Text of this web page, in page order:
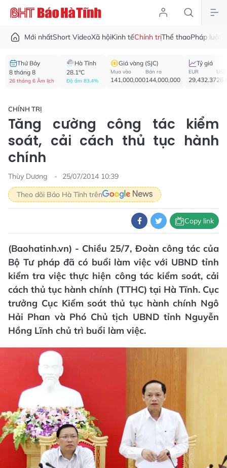
Mới nhấtShort VideoXã hộiKinh tếChính trịThể thaoPháp luật
Thứ Bảy
8 tháng 8
26 tháng 6 Âm lịch
Hà Tĩnh
28.1°C
Độ ẩm 83.4%
Giá vàng (SJC)
Mua vào
141,000,000
Bán ra
144,000,000
Tỷ giá
EUR
29,432.37
USD
CHÍNH TRỊ
Tăng cường công tác kiểm
soát, cải cách thủ tục hành
chính
Thùy Dương
25/07/2014 10:39
Theo dõi Báo Hà Tĩnh trên
Copy link
(Baohatinh.vn) - Chiều 25/7, Đoàn công tác của
Bộ Tư pháp đã có buổi làm việc với UBND tỉnh
kiểm tra việc thực hiện công tác kiểm soát, cải
cách thủ tục hành chính (TTHC) tại Hà Tĩnh. Cục
trưởng Cục Kiểm soát thủ tục hành chính Ngô
Hải Phan và Phó Chủ tịch UBND tỉnh Nguyễn
Hồng Lĩnh chủ trì buổi làm việc.